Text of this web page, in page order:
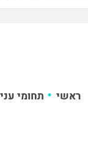
ראשי תחומי